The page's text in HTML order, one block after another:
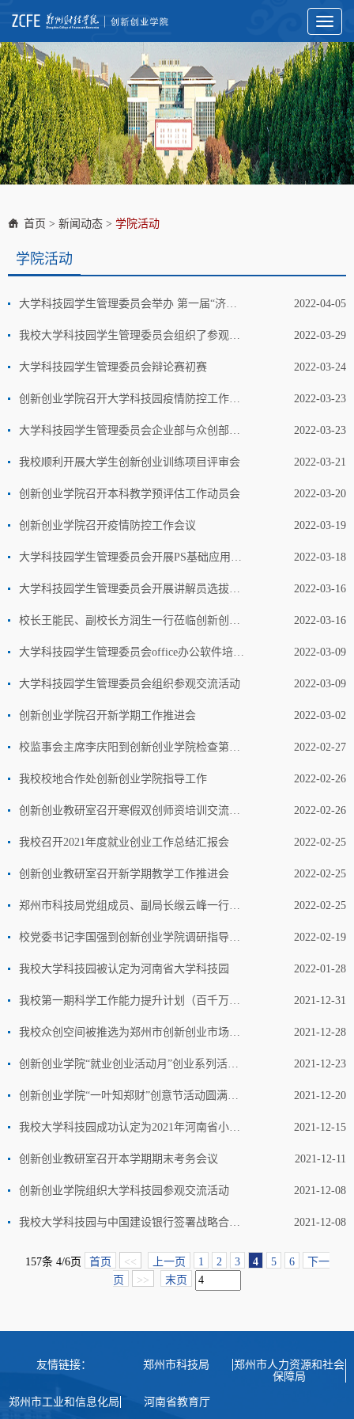
Toggle
首页 > 新闻动态 > 学院活动
学院活动
大学科技园学生管理委员会举办 第一届“济泱杯”篮球比赛活动 2022-04-05
我校大学科技园学生管理委员会组织了参观交流活动 2022-03-29
大学科技园学生管理委员会辩论赛初赛 2022-03-24
创新创业学院召开大学科技园疫情防控工作会议 2022-03-23
大学科技园学生管理委员会企业部与众创部培训会 2022-03-23
我校顺利开展大学生创新创业训练项目评审会 2022-03-21
创新创业学院召开本科教学预评估工作动员会 2022-03-20
创新创业学院召开疫情防控工作会议 2022-03-19
大学科技园学生管理委员会开展PS基础应用培训 2022-03-18
大学科技园学生管理委员会开展讲解员选拔比赛 2022-03-16
校长王能民、副校长方润生一行莅临创新创业学院调研指导工作 2022-03-16
大学科技园学生管理委员会office办公软件培训会 2022-03-09
大学科技园学生管理委员会组织参观交流活动 2022-03-09
创新创业学院召开新学期工作推进会 2022-03-02
校监事会主席李庆阳到创新创业学院检查第一阶段评建工作 2022-02-27
我校校地合作处创新创业学院指导工作 2022-02-26
创新创业教研室召开寒假双创师资培训交流研讨会 2022-02-26
我校召开2021年度就业创业工作总结汇报会 2022-02-25
创新创业教研室召开新学期教学工作推进会 2022-02-25
郑州市科技局党组成员、副局长缑云峰一行莅临我校大学科技园调研指导工作 2022-02-25
校党委书记李国强到创新创业学院调研指导工作 2022-02-19
我校大学科技园被认定为河南省大学科技园 2022-01-28
我校第一期科学工作能力提升计划（百千万工程）师资培训班圆满完成 2021-12-31
我校众创空间被推选为郑州市创新创业市场服务协会理事长单位 2021-12-28
创新创业学院“就业创业活动月”创业系列活动圆满结束 2021-12-23
创新创业学院“一叶知郑财”创意节活动圆满落幕 2021-12-20
我校大学科技园成功认定为2021年河南省小型微型企业创业创新示范基地 2021-12-15
创新创业教研室召开本学期期末考务会议 2021-12-11
创新创业学院组织大学科技园参观交流活动 2021-12-08
我校大学科技园与中国建设银行签署战略合作协议 2021-12-08
157条 4/6页 首页 << 上一页 1 2 3 4 5 6
下一
页
>> 末页
友情链接： 郑州市科技局
郑州市人力资源和社会
保障局
郑州市工业和信息化局 河南省教育厅